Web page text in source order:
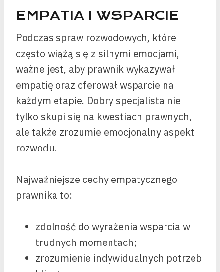
EMPATIA I WSPARCIE
Podczas spraw rozwodowych, które
często wiążą się z silnymi emocjami,
ważne jest, aby prawnik wykazywał
empatię oraz oferował wsparcie na
każdym etapie. Dobry specjalista nie
tylko skupi się na kwestiach prawnych,
ale także zrozumie emocjonalny aspekt
rozwodu.
Najważniejsze cechy empatycznego
prawnika to:
zdolność do wyrażenia wsparcia w
trudnych momentach;
zrozumienie indywidualnych potrzeb